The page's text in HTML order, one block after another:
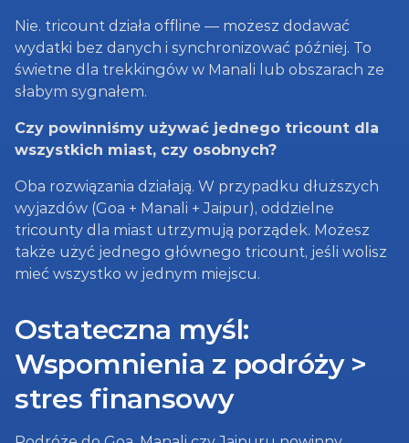
Nie. tricount działa offline — możesz dodawać
wydatki bez danych i synchronizować później. To
świetne dla trekkingów w Manali lub obszarach ze
słabym sygnałem.
Czy powinniśmy używać jednego tricount dla
wszystkich miast, czy osobnych?
Oba rozwiązania działają. W przypadku dłuższych
wyjazdów (Goa + Manali + Jaipur), oddzielne
tricounty dla miast utrzymują porządek. Możesz
także użyć jednego głównego tricount, jeśli wolisz
mieć wszystko w jednym miejscu.
Ostateczna myśl:
Wspomnienia z podróży >
stres finansowy